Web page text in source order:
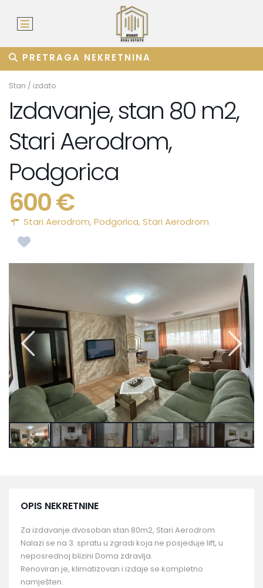
PRETRAGA NEKRETNINA
Stan / izdato
Izdavanje, stan 80 m2,
Stari Aerodrom,
Podgorica
600 €
Stari Aerodrom,Podgorica,Stari Aerodrom
OPIS NEKRETNINE
Za izdavanje dvosoban stan 80m2, Stari Aerodrom.
Nalazi se na 3. spratu u zgradi koja ne posjeduje lift, u
neposrednoj blizini Doma zdravlja.
Renoviran je, klimatizovan i izdaje se kompletno
namješten.